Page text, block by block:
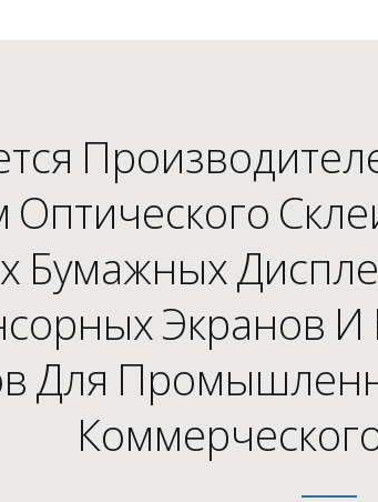
Оптического
Бумажных
Экранов
Для